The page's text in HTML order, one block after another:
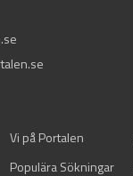
Vi på Portalen
Populära Sökningar